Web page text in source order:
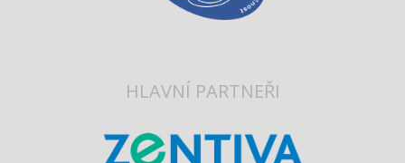
HLAVNÍ PARTNEŘI